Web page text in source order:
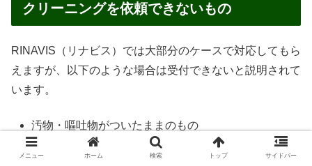
クリーニングを依頼できないもの
RINAVIS（リナビス）では大部分のケースで対応してもら
えますが、以下のような場合は受付できないと説明されて
います。
汚物・嘔吐物がついたままのもの
ペットが使用したもの
メニュー ホーム 検索 トップ サイドバー